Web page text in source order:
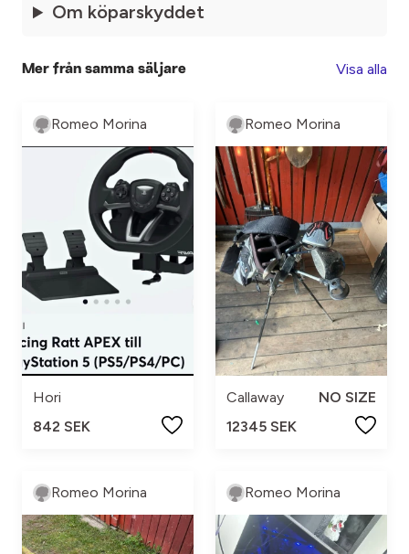
Om köparskyddet
Mer från samma säljare Visa alla
Romeo Morina
Hori
842 SEK
Romeo Morina
Callaway
NO SIZE
12345 SEK
Romeo Morina Romeo Morina